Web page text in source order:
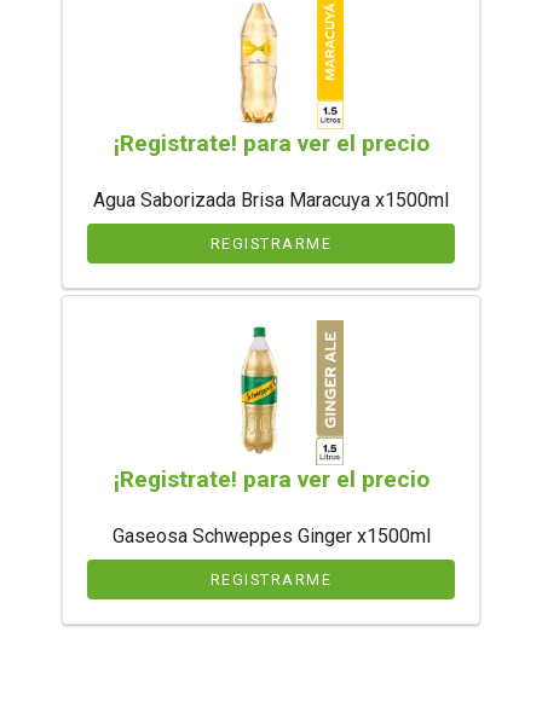
¡Registrate! para ver el precio
Agua Saborizada Brisa Maracuya x1500ml
REGISTRARME
¡Registrate! para ver el precio
Gaseosa Schweppes Ginger x1500ml
REGISTRARME